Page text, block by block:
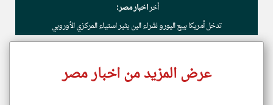
أخراخبار مصر:
تدخل أمريكا ببيع اليورو لشراء الين يثير استياء المركزي الأوروبي
عرض المزيد من اخبار مصر